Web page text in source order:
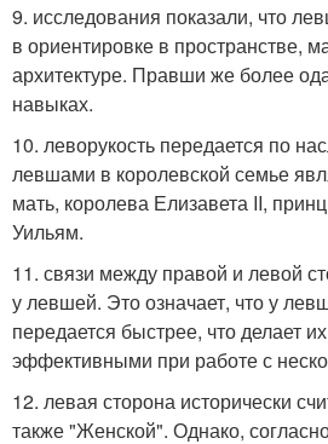
9. исследования показали, что
в ориентировке в пространстве,
архитектуре. Правши же более
навыках.
10. леворукость передается по
левшами в королевской семье
мать, королева Елизавета II,
Уильям.
11. связи между правой и левой
у левшей. Это означает, что у
передается быстрее, что делает
эффективными при работе с
12. левая сторона исторически
также "Женской". Однако,